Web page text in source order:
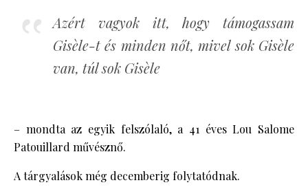
Azért vagyok itt, hogy támogassam
Gisèle-t és minden nőt, mivel sok Gisèle
van, túl sok Gisèle
– mondta az egyik felszólaló, a 41 éves Lou Salome
Patouillard művésznő.
A tárgyalások még decemberig folytatódnak.